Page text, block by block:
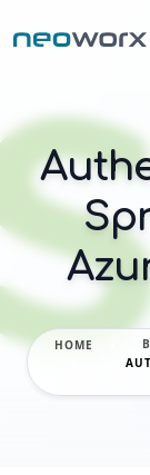
HOME